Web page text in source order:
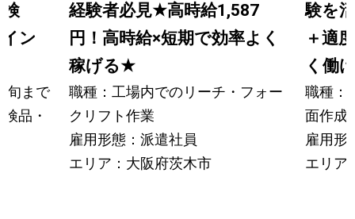
ン
旬まで
品・
経験者必見★高時給1,587
円！高時給×短期で効率よく
稼げる★
職種：工場内でのリーチ・フォー
クリフト作業
雇用形態：派遣社員
エリア：大阪府茨木市
験を
＋適
く働
職種：
面作成
雇用形
エリア